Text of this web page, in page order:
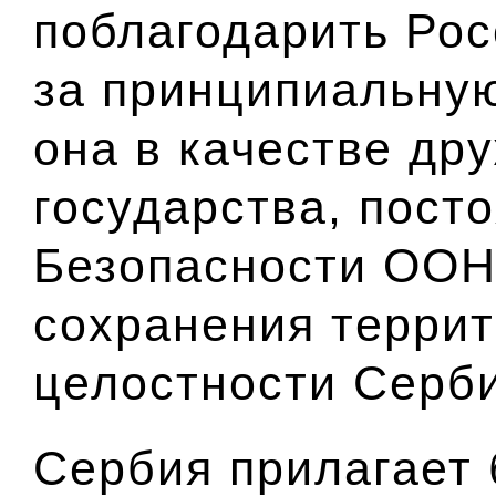
поблагодарить
за
она в качестве
государства,
Безопасности
сохранения
целостности
Сербия